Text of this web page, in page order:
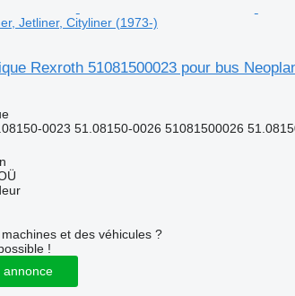
Jetliner, Cityliner (1973-)
Rexroth 51081500023 pour bus
0023 51.08150-0026 51081500026
et des véhicules ?
!
annonce